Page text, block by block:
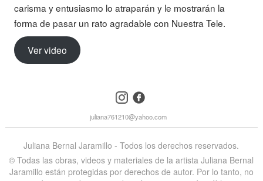
carisma y entusiasmo lo atraparán y le mostrarán la
forma de pasar un rato agradable con Nuestra Tele.
Ver video
instagramfacebook
juliana761210@yahoo.com
Juliana Bernal Jaramillo - Todos los derechos reservados.
©️ Todas las obras, videos y materiales de la artista Juliana Bernal
Jaramillo están protegidas por derechos de autor. Por lo tanto, no